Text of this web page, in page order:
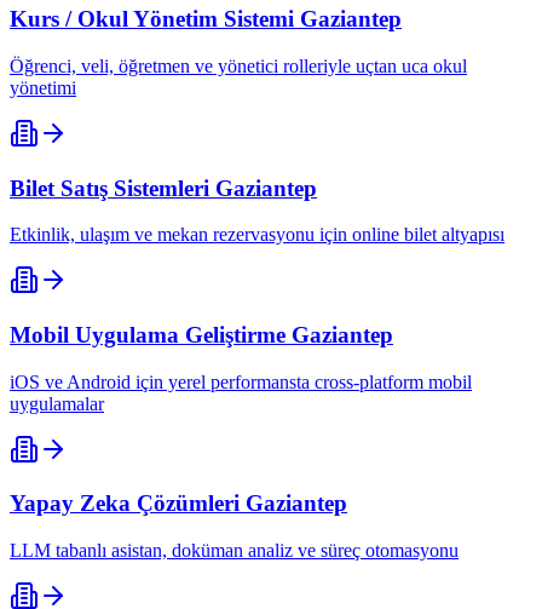
Kurs / Okul Yönetim Sistemi Gaziantep
Öğrenci, veli, öğretmen ve yönetici rolleriyle uçtan uca okul
yönetimi
Bilet Satış Sistemleri Gaziantep
Etkinlik, ulaşım ve mekan rezervasyonu için online bilet altyapısı
Mobil Uygulama Geliştirme Gaziantep
iOS ve Android için yerel performansta cross-platform mobil
uygulamalar
Yapay Zeka Çözümleri Gaziantep
LLM tabanlı asistan, doküman analiz ve süreç otomasyonu